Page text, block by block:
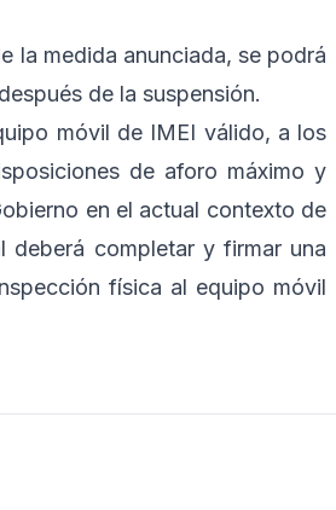
la medida anunciada, se podrá
de la suspensión.
móvil de IMEI válido, a los
de aforo máximo y
en el actual contexto de
deberá completar y firmar una
física al equipo móvil